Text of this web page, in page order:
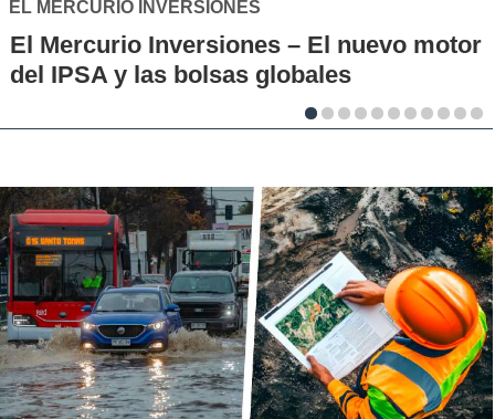
motor
IP-CFT Santo Tomás y Red de
Municipales firman alianza para
la innovación en los territorios